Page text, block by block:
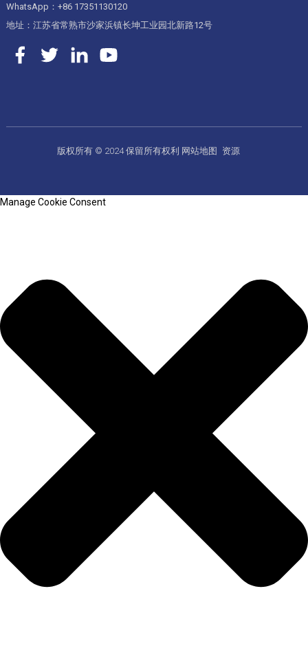
WhatsApp：+86 17351130120
地址：江苏省常熟市沙家浜镇长坤工业园北新路12号
版权所有 © 2024 保留所有权利 网站地图 资源
Manage Cookie Consent